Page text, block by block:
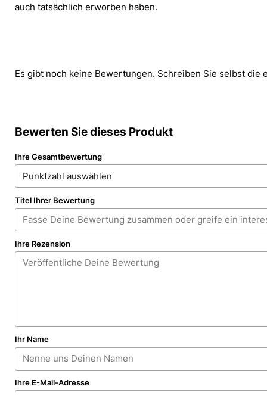
auch tatsächlich erworben haben.
Es gibt noch keine Bewertungen. Schreiben Sie selbst die
Bewerten Sie dieses Produkt
Ihre Gesamtbewertung
Titel Ihrer Bewertung
Ihre Rezension
Ihr Name
Ihre E-Mail-Adresse